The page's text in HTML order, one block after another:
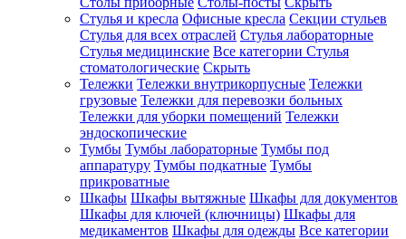
Стулья и кресла Офисные кресла Секции стульев
Стулья для всех отраслей Стулья лабораторные
Стулья медицинские Все категории Стулья
стоматологические Скрыть
Тележки Тележки внутрикорпусные Тележки
грузовые Тележки для перевозки больных
Тележки для уборки помещений Тележки
эндоскопические
Тумбы Тумбы лабораторные Тумбы под
аппаратуру Тумбы подкатные Тумбы
прикроватные
Шкафы Шкафы вытяжные Шкафы для документов
Шкафы для ключей (ключницы) Шкафы для
медикаментов Шкафы для одежды Все категории